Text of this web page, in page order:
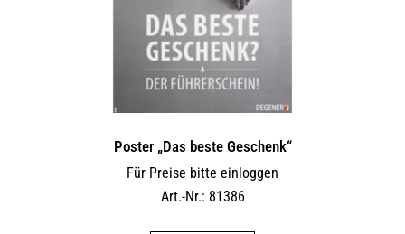
Poster „Das beste Geschenk“
Für Preise bitte einloggen
Art.-Nr.: 81386